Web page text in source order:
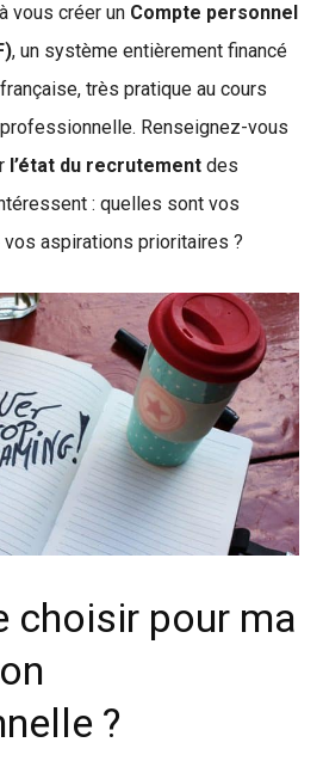
vous créer un Compte personnel
, un système entièrement financé
très pratique au cours
Renseignez-vous
l’état du recrutement des
: quelles sont vos
vos aspirations prioritaires ?
choisir pour ma
?